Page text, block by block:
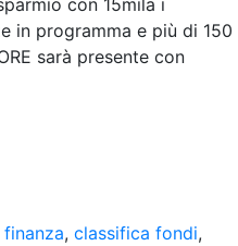
con 15mila i
in programma e più di 150
sarà presente con
, classifica fondi,